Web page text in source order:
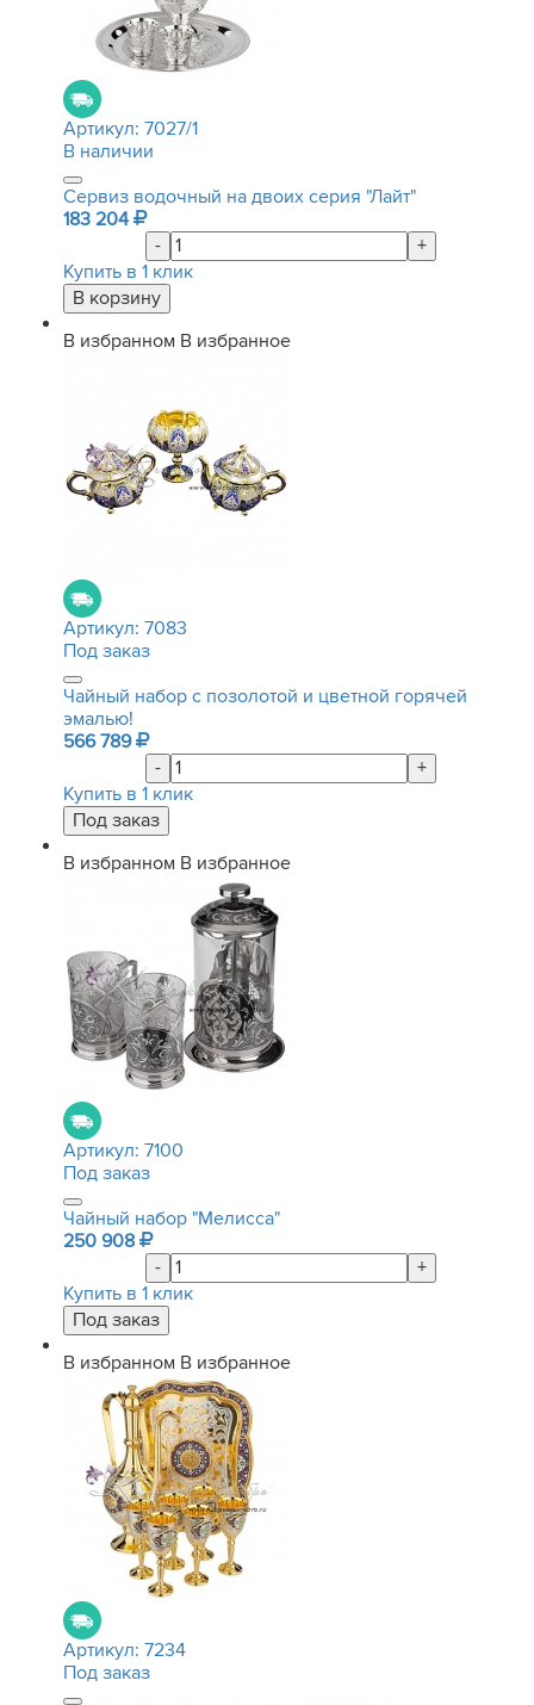
Артикул: 7027/1
В наличии
Сервиз водочный на двоих серия "Лайт"
183 204
-
+
Купить в 1 клик
В избранном В избранное
Артикул: 7083
Под заказ
Чайный набор с позолотой и цветной горячей
эмалью!
566 789
-
+
Купить в 1 клик
В избранном В избранное
Артикул: 7100
Под заказ
Чайный набор "Мелисса"
250 908
-
+
Купить в 1 клик
В избранном В избранное
Артикул: 7234
Под заказ